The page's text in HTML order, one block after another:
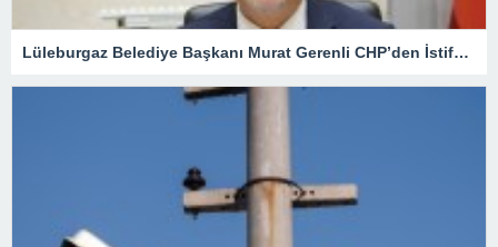
Lüleburgaz Belediye Başkanı Murat Gerenli CHP’den İstifa Etti